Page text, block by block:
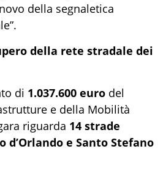
della segnaletica
della rete stradale dei
di 1.037.600 euro del
e della Mobilità
riguarda 14 strade
d’Orlando e Santo Stefano